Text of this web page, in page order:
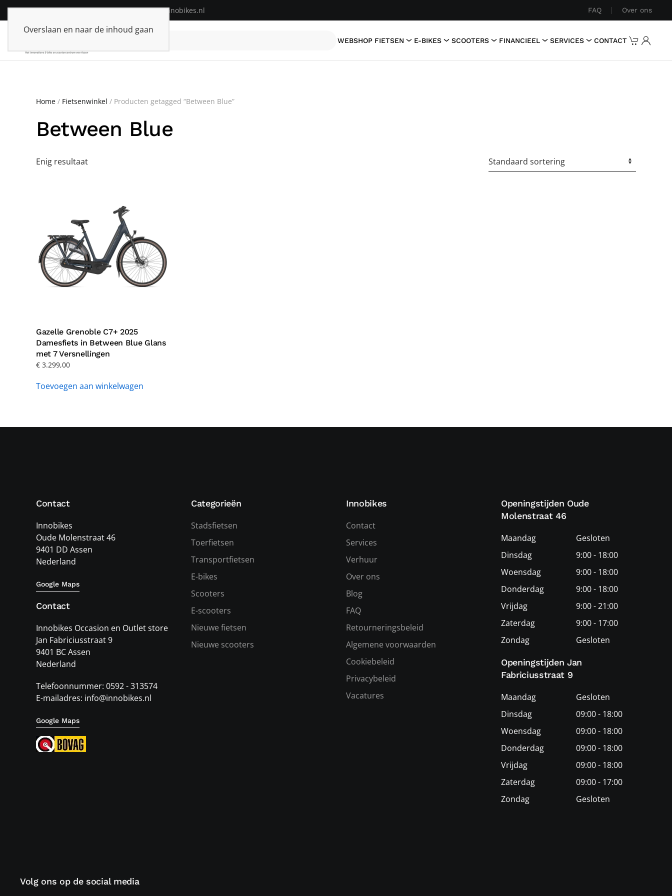
Overslaan en naar de inhoud gaan
Telefoon:+31(0)592-313574| E-mail:info@innobikes.nl FAQ Over ons
WEBSHOP FIETSEN E-BIKES SCOOTERS FINANCIEEL SERVICES CONTACT
Home / Fietsenwinkel / Producten getagged “Between Blue”
Between Blue
Enig resultaat
Gazelle Grenoble C7+ 2025
Damesfiets in Between Blue Glans
met 7 Versnellingen
€ 3.299,00
Toevoegen aan winkelwagen
Contact
Innobikes
Oude Molenstraat 46
9401 DD Assen
Nederland
Google Maps
Contact
Innobikes Occasion en Outlet store
Jan Fabriciusstraat 9
9401 BC Assen
Nederland
Telefoonnummer: 0592 - 313574
E-mailadres: info@innobikes.nl
Google Maps
Categorieën
Stadsfietsen
Toerfietsen
Transportfietsen
E-bikes
Scooters
E-scooters
Nieuwe fietsen
Nieuwe scooters
Innobikes
Contact
Services
Verhuur
Over ons
Blog
FAQ
Retourneringsbeleid
Algemene voorwaarden
Cookiebeleid
Privacybeleid
Vacatures
Openingstijden Oude
Molenstraat 46
Maandag
Gesloten
Dinsdag
9:00 - 18:00
Woensdag
9:00 - 18:00
Donderdag
9:00 - 18:00
Vrijdag
9:00 - 21:00
Zaterdag
9:00 - 17:00
Zondag
Gesloten
Openingstijden Jan
Fabriciusstraat 9
Maandag
Gesloten
Dinsdag
09:00 - 18:00
Woensdag
09:00 - 18:00
Donderdag
09:00 - 18:00
Vrijdag
09:00 - 18:00
Zaterdag
09:00 - 17:00
Zondag
Gesloten
Volg ons op de social media